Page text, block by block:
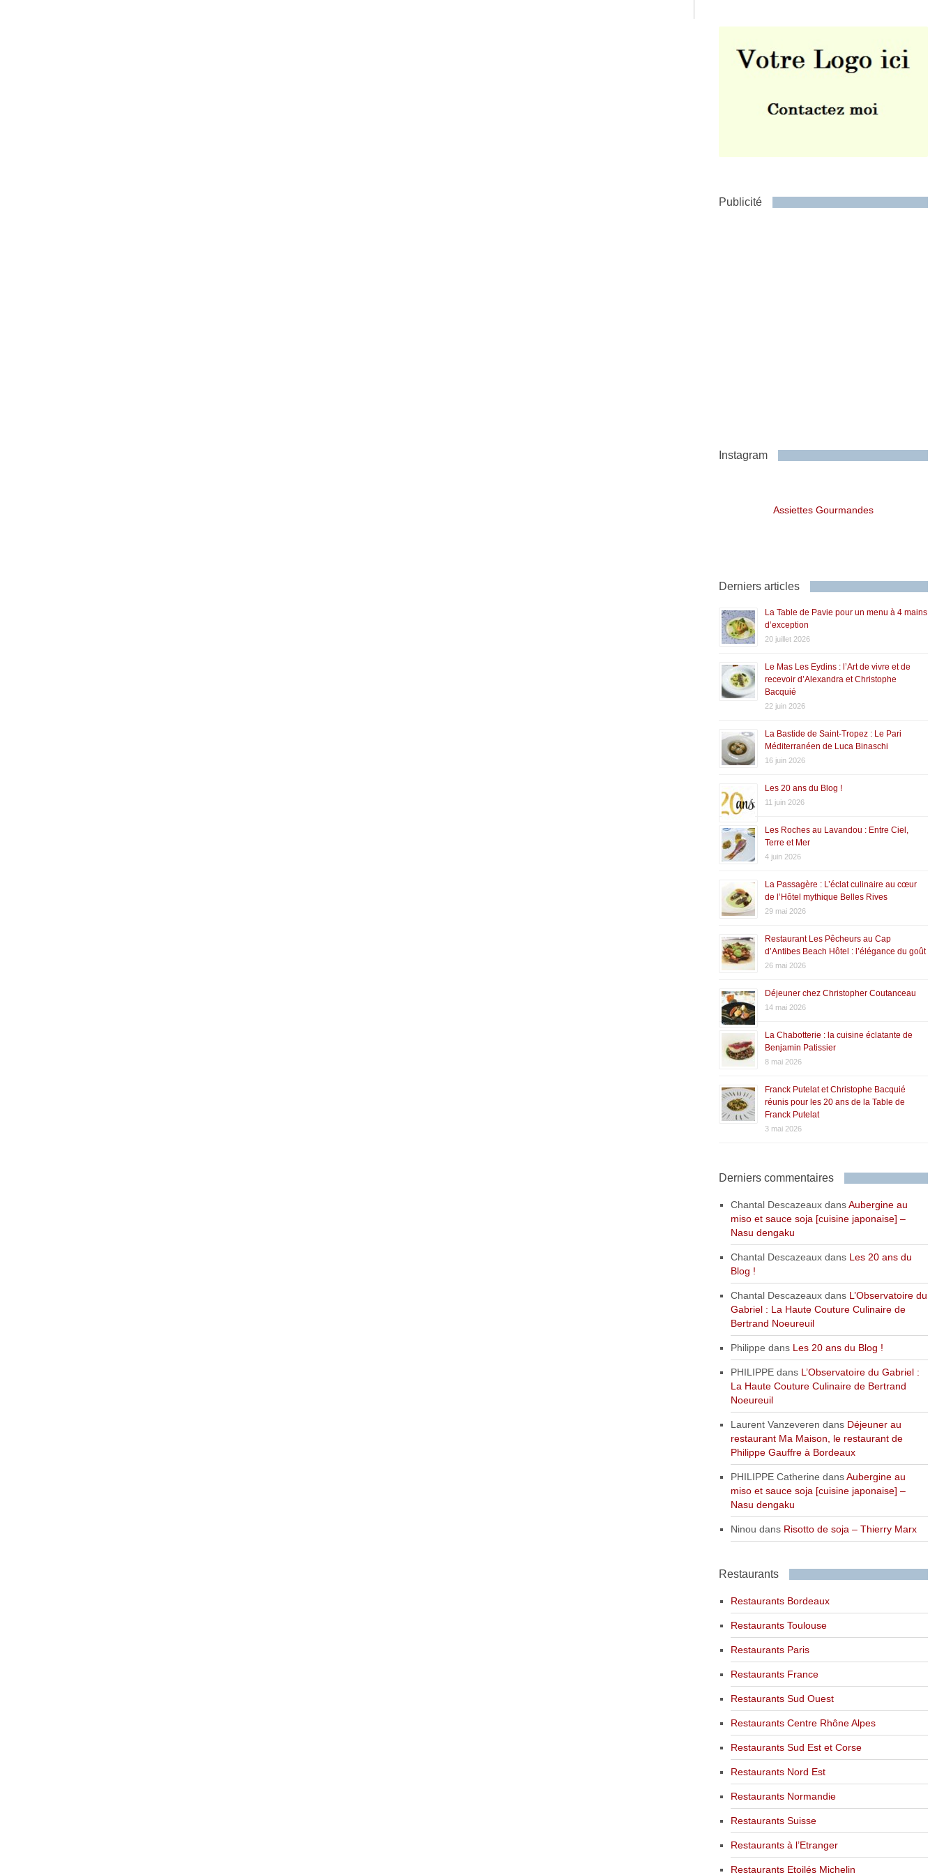
Publicité
Instagram
Assiettes Gourmandes
Derniers articles
La Table de Pavie pour un menu à 4 mains
d’exception
20 juillet 2026
Le Mas Les Eydins : l’Art de vivre et de
recevoir d’Alexandra et Christophe
Bacquié
22 juin 2026
La Bastide de Saint-Tropez : Le Pari
Méditerranéen de Luca Binaschi
16 juin 2026
Les 20 ans du Blog !
11 juin 2026
Les Roches au Lavandou : Entre Ciel,
Terre et Mer
4 juin 2026
La Passagère : L’éclat culinaire au cœur
de l’Hôtel mythique Belles Rives
29 mai 2026
Restaurant Les Pêcheurs au Cap
d’Antibes Beach Hôtel : l’élégance du goût
26 mai 2026
Déjeuner chez Christopher Coutanceau
14 mai 2026
La Chabotterie : la cuisine éclatante de
Benjamin Patissier
8 mai 2026
Franck Putelat et Christophe Bacquié
réunis pour les 20 ans de la Table de
Franck Putelat
3 mai 2026
Derniers commentaires
Chantal DescazeauxdansAubergine au
miso et sauce soja [cuisine japonaise] –
Nasu dengaku
Chantal Descazeauxdans Les 20 ans du
Blog !
Chantal Descazeauxdans L’Observatoire du
Gabriel : La Haute Couture Culinaire de
Bertrand Noeureuil
Philippe dans Les 20 ans du Blog !
PHILIPPEdans L’Observatoire du Gabriel :
La Haute Couture Culinaire de Bertrand
Noeureuil
Laurent Vanzeveren dans Déjeuner au
restaurant Ma Maison, le restaurant de
Philippe Gauffre à Bordeaux
PHILIPPE Catherine dansAubergine au
miso et sauce soja [cuisine japonaise] –
Nasu dengaku
Ninou dans Risotto de soja – Thierry Marx
Restaurants
Restaurants Bordeaux
Restaurants Toulouse
Restaurants Paris
Restaurants France
Restaurants Sud Ouest
Restaurants Centre Rhône Alpes
Restaurants Sud Est et Corse
Restaurants Nord Est
Restaurants Normandie
Restaurants Suisse
Restaurants à l’Etranger
Restaurants Etoilés Michelin